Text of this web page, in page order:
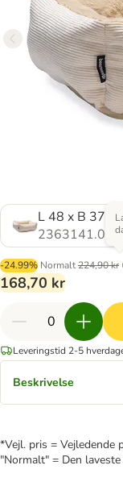
L 48 x B 37 x
2363141.0
-24.99% Normalt224,90 kr
168,70 kr
Leveringstid 2-5
Beskrivelse
*Vejl. pris = Vejledende
"Normalt" = Den